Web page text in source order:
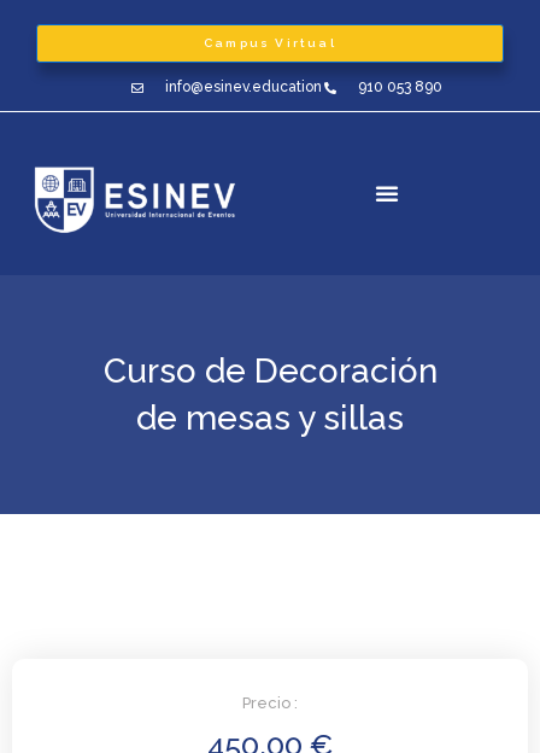
contenido
Campus Virtual
info@esinev.education 910 053 890
Curso de Decoración
de mesas y sillas
Precio :
450,00 €